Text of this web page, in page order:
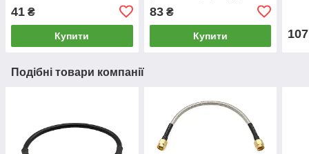
конектор під обтиск Crimp
крімпер
41 ₴
Купити
подовжувача, кабелю
83₴
Купити 107
Подібні товари компанії